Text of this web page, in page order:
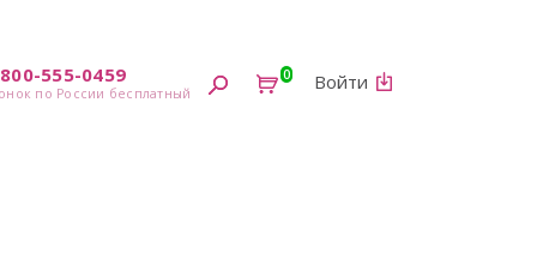
Войти
0
555-0459